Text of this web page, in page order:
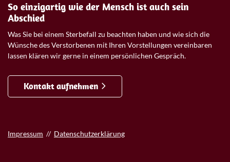
So einzigartig wie der Mensch ist auch sein
Abschied
Was Sie bei einem Sterbefall zu beachten haben und wie sich die
Wünsche des Verstorbenen mit Ihren Vorstellungen vereinbaren
lassen klären wir gerne in einem persönlichen Gespräch.
Kontakt aufnehmen
Impressum // Datenschutzerklärung